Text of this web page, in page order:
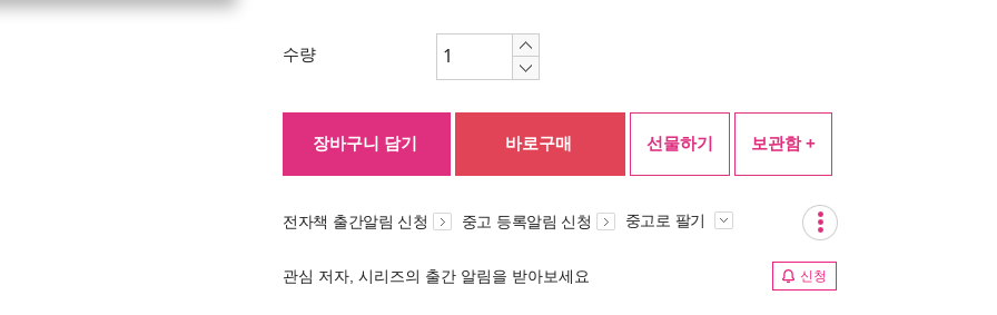
수량
장바구니 담기 바로구매 선물하기 보관함 +
전자책 출간알림 신청 중고 등록알림 신청 중고로 팔기
관심 저자, 시리즈의 출간 알림을 받아보세요 신청